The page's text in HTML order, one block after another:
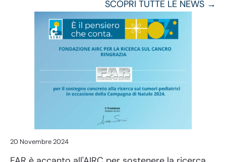
SCOPRI TUTTE LE NEWS →
20 Novembre 2024